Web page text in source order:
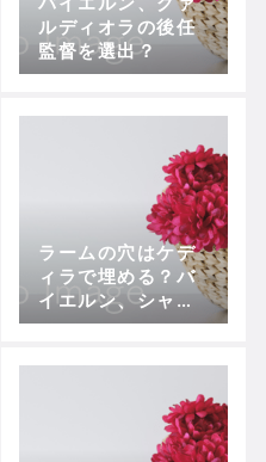
ルディオラの後任
監督を選出？
ラームの穴はケデ
ィラで埋める？バ
イエルン、シャビ･
アロンソに続きケ